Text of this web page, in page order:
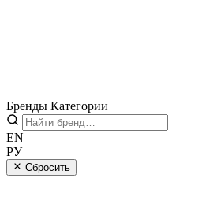
Бренды Категории
EN
РУ
Сбросить